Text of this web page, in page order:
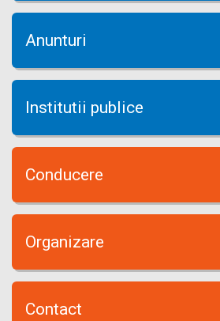
Anunturi
Institutii publice
Conducere
Organizare
Contact